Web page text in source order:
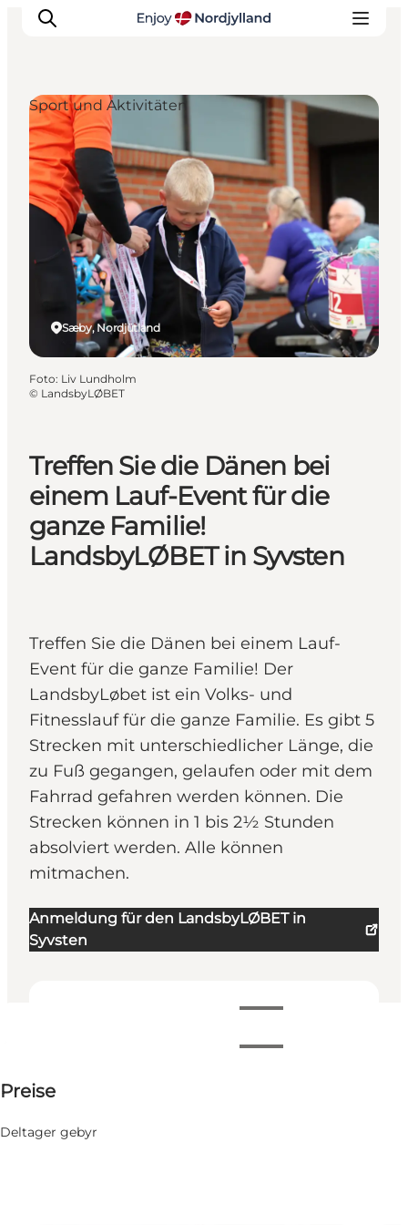
Erlebnisse
Reiseplanung
Destinationen
Guides
Veranstaltungen
Für Kinder
Treffen Sie die Dänen bei
einem Lauf-Event für die
ganze Familie!
LandsbyLØBET in Syvsten
Treffen Sie die Dänen bei einem Lauf-
Event für die ganze Familie! Der
LandsbyLøbet ist ein Volks- und
Fitnesslauf für die ganze Familie. Es gibt 5
Strecken mit unterschiedlicher Länge, die
zu Fuß gegangen, gelaufen oder mit dem
Fahrrad gefahren werden können. Die
Strecken können in 1 bis 2½ Stunden
absolviert werden. Alle können
mitmachen.
Anmeldung für den LandsbyLØBET in
Syvsten
11 August
Preise
Deltager gebyr
Sæby, Nordjütland
Sport und Aktivitäten
Foto: Liv Lundholm
© LandsbyLØBET